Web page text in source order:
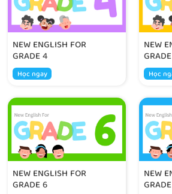
NEW ENGLISH FOR
GRADE 4
Học ngay
NEW
Học
NEW ENGLISH FOR
GRADE 6
NEW